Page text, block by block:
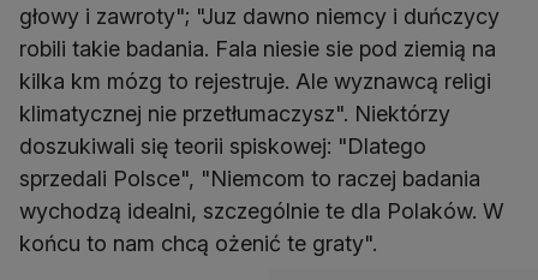
głowy i zawroty"; "Juz dawno niemcy i duńczycy
robili takie badania. Fala niesie sie pod ziemią na
kilka km mózg to rejestruje. Ale wyznawcą religi
klimatycznej nie przetłumaczysz". Niektórzy
doszukiwali się teorii spiskowej: "Dlatego
sprzedali Polsce", "Niemcom to raczej badania
wychodzą idealni, szczególnie te dla Polaków. W
końcu to nam chcą ożenić te graty".